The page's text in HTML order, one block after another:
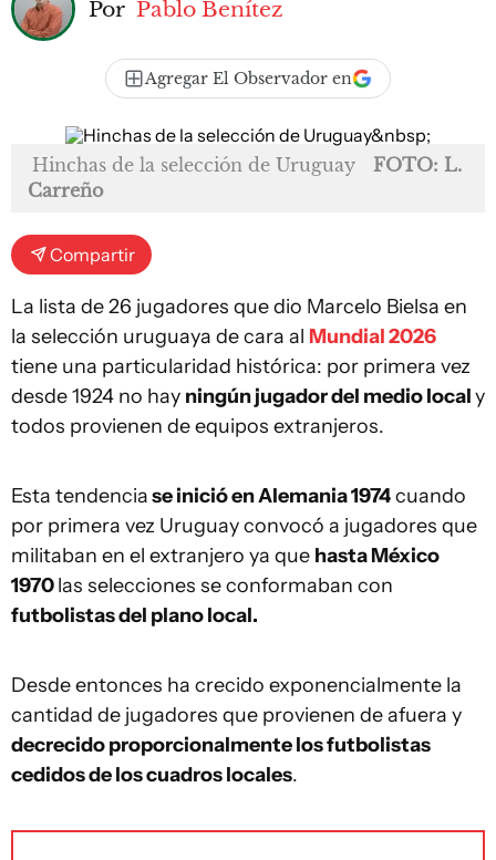
Por Pablo Benítez
Agregar El Observador en
Hinchas de la selección de Uruguay
FOTO: L.
Carreño
Compartir
La lista de 26 jugadores que dio Marcelo Bielsa en
la selección uruguaya de cara al Mundial 2026
tiene una particularidad histórica: por primera vez
desde 1924 no hay ningún jugador del medio localy
todos provienen de equipos extranjeros.
Esta tendenciase inició en Alemania 1974cuando
por primera vez Uruguay convocó a jugadores que
militaban en el extranjero ya que hasta México
1970las selecciones se conformaban con
futbolistas del plano local.
Desde entonces ha crecido exponencialmente la
cantidad de jugadores que provienen de afuera y
decrecido proporcionalmente los futbolistas
cedidos de los cuadros locales.